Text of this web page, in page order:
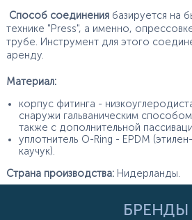
Способ соединения базируется на
технике "Press", а именно,
трубе. Инструмент для этого
аренду.
Материал:
корпус фитинга -
снаружи гальваническим
также с дополнительной
уплотнитель O-Ring - EPDM
каучук).
Страна производства: Нидерланды.
БРЕНДЫ